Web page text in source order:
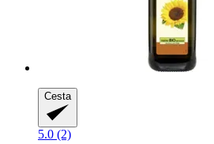
Cesta
5.0 (2)